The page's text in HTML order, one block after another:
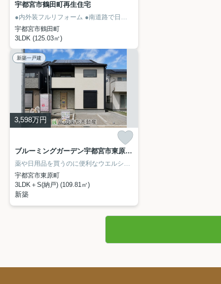
宇都宮市鶴田町再生住宅
●内外装フルリフォーム ●南道路で日当たり良好
宇都宮市鶴田町
3LDK (125.03㎡)
新築一戸建
3,598万円
ブルーミングガーデン宇都宮市東原町 2号棟
薬や日用品を買うのに便利なウエルシア 双葉店まで、287mです。建物面積109.81平米の物件です。寒い冬にありがたい給湯設備がついています。日中心地よく過ごせる、南向きの物件はいかがでしょうか。住まい探しをするなら、このまち不動産までご連絡ください。028-688-8963からお待ちしております。
宇都宮市東原町
3LDK＋S(納戸) (109.81㎡)
新築